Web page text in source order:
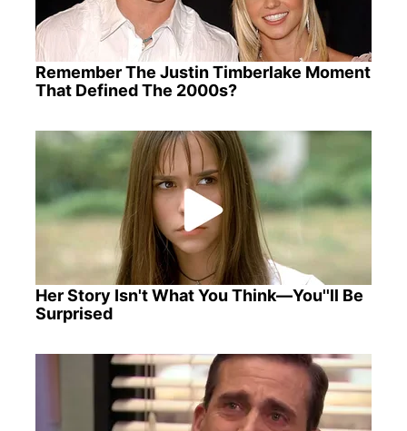
Remember The Justin Timberlake Moment
That Defined The 2000s?
Her Story Isn't What You Think—You''ll Be
Surprised